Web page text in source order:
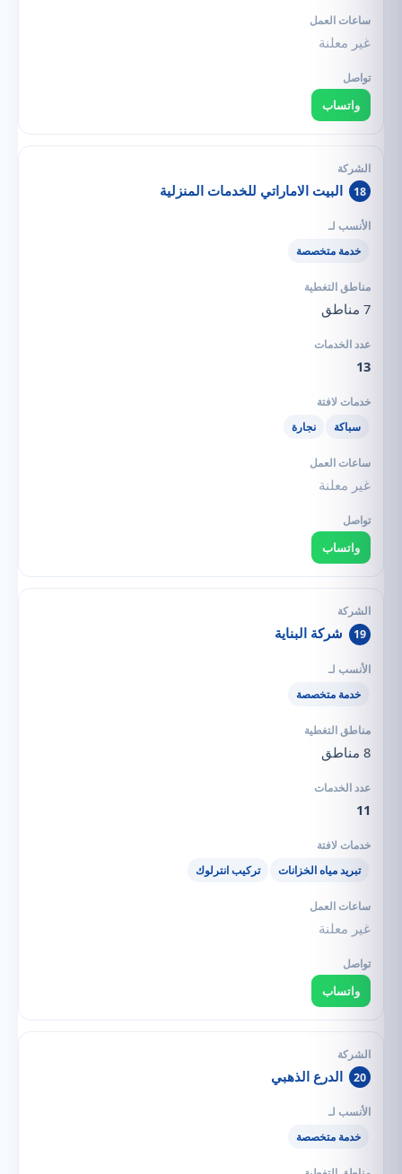
غير معلنة
واتساب
18 البيت الاماراتي للخدمات المنزلية
خدمة متخصصة
7 مناطق
13
سباكة نجارة
غير معلنة
واتساب
19 شركة البناية
خدمة متخصصة
8 مناطق
11
تبريد مياه الخزانات تركيب انترلوك
غير معلنة
واتساب
20 الدرع الذهبي
خدمة متخصصة